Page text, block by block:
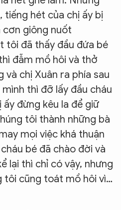
hét của chị ấy bị
cơn giông nuốt
tôi đã thấy đầu đứa bé
đẫm mồ hôi và thở
và chị Xuân ra phía sau
thì đỡ lấy đầu cháu
đừng kêu la để giữ
tôi thành những bà
mọi việc khá thuận
bé đã chào đời và
lại thì chỉ có vậy, nhưng
tôi cũng toát mồ hôi vì…